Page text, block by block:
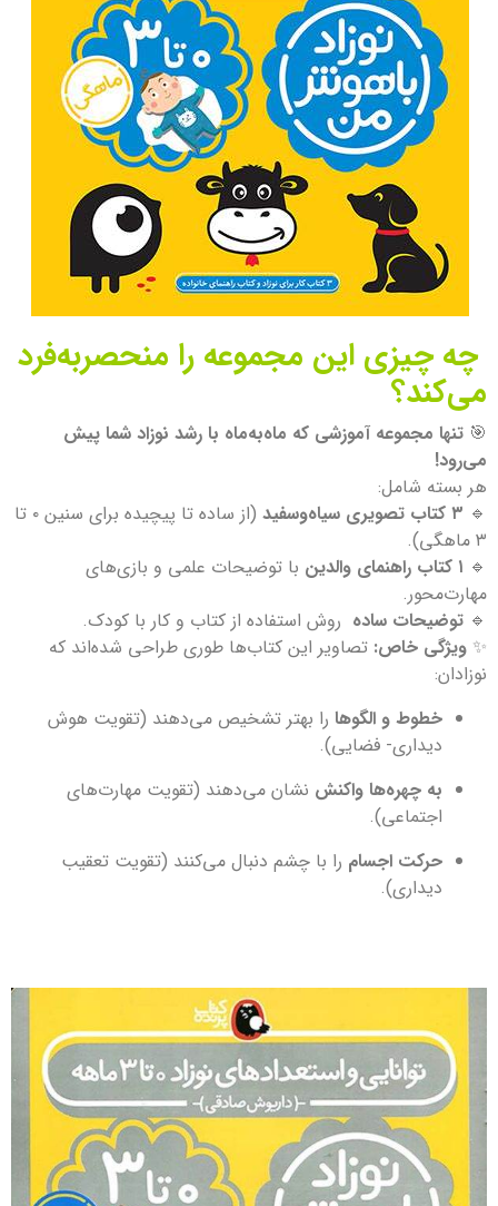
چه چیزی این مجموعه را منحصربه‌فرد
می‌کند؟
🎯 تنها مجموعه آموزشی که ماه‌به‌ماه با رشد نوزاد شما پیش
می‌رود!
هر بسته شامل:
🔹 ۳ کتاب تصویری سیاه‌وسفید
(از ساده تا پیچیده برای سنین ۰ تا
۳ ماهگی).
🔹 ۱ کتاب راهنمای والدین
با توضیحات علمی و بازی‌های
مهارت‌محور.
🔹 توضیحات ساده روش استفاده از کتاب و کار با کودک.
✨ ویژگی خاص: تصاویر این کتاب‌ها طوری طراحی شده‌اند که
نوزادان:
خطوط و الگوها را بهتر تشخیص می‌دهند (تقویت هوش
دیداری- فضایی).
به چهره‌ها واکنش نشان می‌دهند (تقویت مهارت‌های
اجتماعی).
حرکت اجسام را با چشم دنبال می‌کنند (تقویت تعقیب
دیداری).